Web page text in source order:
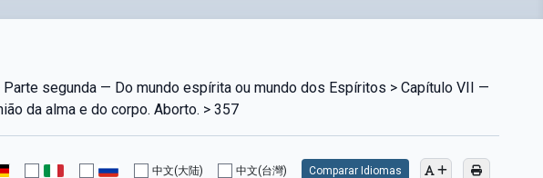
segunda — Do mundo espírita ou mundo dos Espíritos > Capítulo VII —
da alma e do corpo. Aborto. > 357
中文(大陆) 中文(台灣) Comparar Idiomas